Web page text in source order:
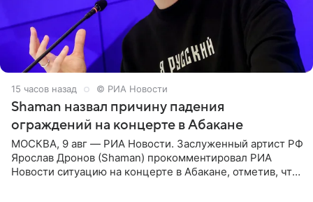
15 часов назад © РИА Новости
Shaman назвал причину падения
ограждений на концерте в Абакане
МОСКВА, 9 авг — РИА Новости. Заслуженный артист РФ
Ярослав Дронов (Shaman) прокомментировал РИА
Новости ситуацию на концерте в Абакане, отметив, что